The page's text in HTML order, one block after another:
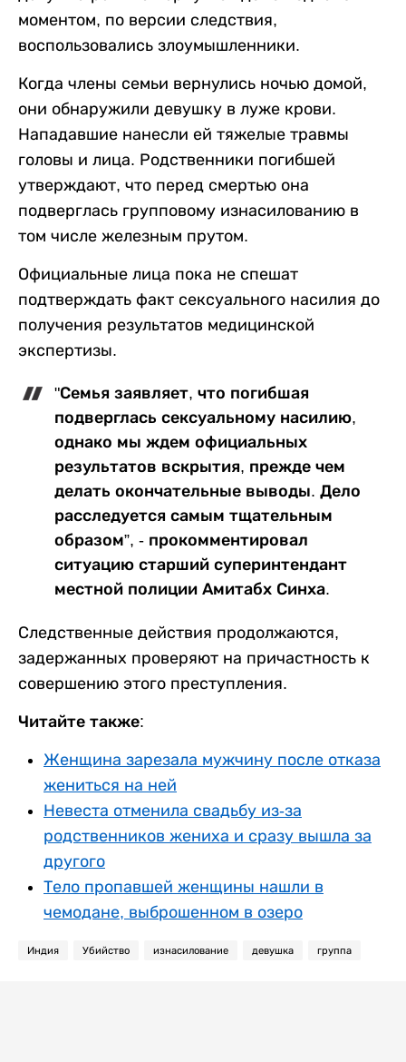
моментом, по версии следствия,
воспользовались злоумышленники.
Когда члены семьи вернулись ночью домой,
они обнаружили девушку в луже крови.
Нападавшие нанесли ей тяжелые травмы
головы и лица. Родственники погибшей
утверждают, что перед смертью она
подверглась групповому изнасилованию в
том числе железным прутом.
Официальные лица пока не спешат
подтверждать факт сексуального насилия до
получения результатов медицинской
экспертизы.
"Семья заявляет, что погибшая
подверглась сексуальному насилию,
однако мы ждем официальных
результатов вскрытия, прежде чем
делать окончательные выводы. Дело
расследуется самым тщательным
образом”, - прокомментировал
ситуацию старший суперинтендант
местной полиции Амитабх Синха.
Следственные действия продолжаются,
задержанных проверяют на причастность к
совершению этого преступления.
Читайте также:
Женщина зарезала мужчину после отказа
жениться на ней
Невеста отменила свадьбу из-за
родственников жениха и сразу вышла за
другого
Тело пропавшей женщины нашли в
чемодане, выброшенном в озеро
Индия Убийство изнасилование девушка группа